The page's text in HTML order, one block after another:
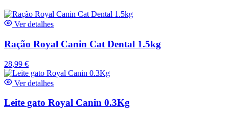
Ver detalhes
Ração Royal Canin Cat Dental 1.5kg
28,99 €
Ver detalhes
Leite gato Royal Canin 0.3Kg